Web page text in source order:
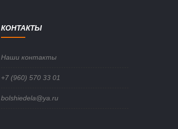
КОНТАКТЫ
Наши контакты
+7 (960) 570 33 01
bolshiedela@ya.ru